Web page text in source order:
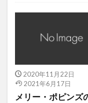
2020年11月22日
2021年6月17日
メリー・ポピンズ